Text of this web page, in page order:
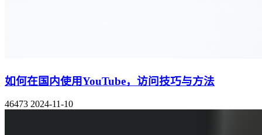
如何在国内使用YouTube，访问技巧与方法
46473 2024-11-10